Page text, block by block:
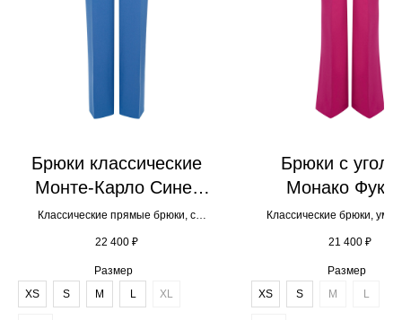
Брюки классические
Монте-Карло Сине-
голубой
Классические прямые брюки, с
22 400 ₽
Размер
XS
S М L XL
Брюки с
Монако
Классические брюки,
выразительной деталью
виде галочки.
21 400 ₽
Размер
XS
S М L